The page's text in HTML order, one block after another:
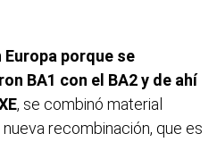
Europa porque se
BA1 con el BA2 y de ahí
, se combinó material
recombinación, que es